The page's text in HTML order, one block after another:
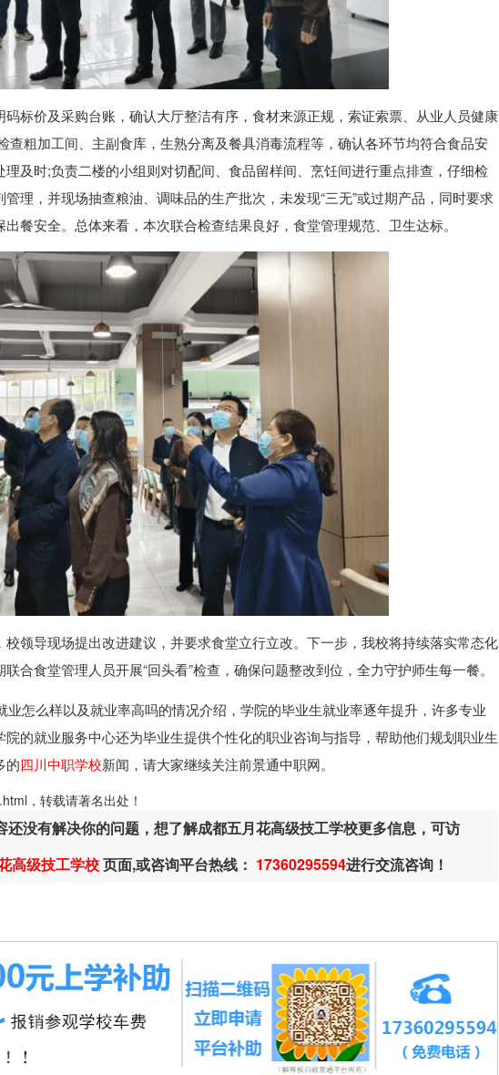
标价及采购台账，确认大厅整洁有序，食材来源正规，索证索票、从业人员健康
粗加工间、主副食库，生熟分离及餐具消毒流程等，确认各环节均符合食品安
及时;负责二楼的小组则对切配间、食品留样间、烹饪间进行重点排查，仔细检
理，并现场抽查粮油、调味品的生产批次，未发现“三无”或过期产品，同时要求
餐安全。总体来看，本次联合检查结果良好，食堂管理规范、卫生达标。
领导现场提出改进建议，并要求食堂立行立改。下一步，我校将持续落实常态化
合食堂管理人员开展“回头看”检查，确保问题整改到位，全力守护师生每一餐。
业怎么样以及就业率高吗的情况介绍，学院的毕业生就业率逐年提升，许多专业
的就业服务中心还为毕业生提供个性化的职业咨询与指导，帮助他们规划职业生
的四川中职学校新闻，请大家继续关注前景通中职网。
，转载请著名出处！
没有解决你的问题，想了解成都五月花高级技工学校更多信息，可访
高级技工学校页面,或咨询平台热线： 17360295594进行交流咨询！